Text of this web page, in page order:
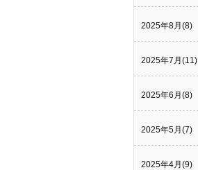
2025年8月(8)
2025年7月(11)
2025年6月(8)
2025年5月(7)
2025年4月(9)